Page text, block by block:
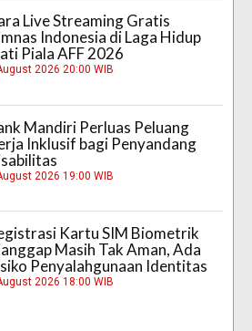
Live Streaming Gratis
Indonesia di Laga Hidup
Piala AFF 2026
2026 20:00 WIB
Mandiri Perluas Peluang
Inklusif bagi Penyandang
2026 19:00 WIB
Kartu SIM Biometrik
Masih Tak Aman, Ada
Penyalahgunaan Identitas
2026 18:00 WIB